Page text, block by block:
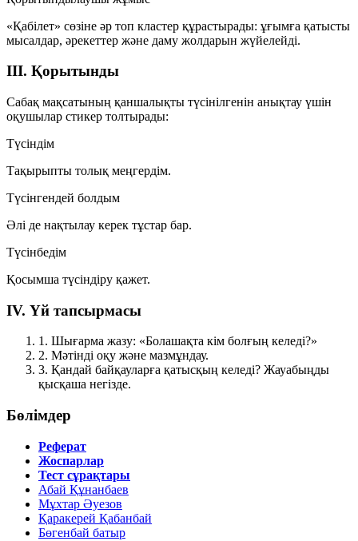
«Қабілет» сөзіне әр топ кластер құрастырады: ұғымға қатысты
мысалдар, әрекеттер және даму жолдарын жүйелейді.
III. Қорытынды
Сабақ мақсатының қаншалықты түсінілгенін анықтау үшін
оқушылар стикер толтырады:
Түсіндім
Тақырыпты толық меңгердім.
Түсінгендей болдым
Әлі де нақтылау керек тұстар бар.
Түсінбедім
Қосымша түсіндіру қажет.
IV. Үй тапсырмасы
1. Шығарма жазу: «Болашақта кім болғың келеді?»
2. Мәтінді оқу және мазмұндау.
3. Қандай байқауларға қатысқың келеді? Жауабыңды
қысқаша негізде.
Бөлімдер
Реферат
Жоспарлар
Тест сұрақтары
Абай Құнанбаев
Мұхтар Әуезов
Қаракерей Қабанбай
Бөгенбай батыр